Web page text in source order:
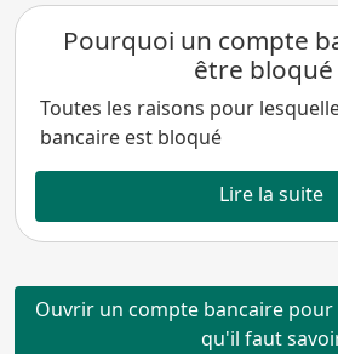
Pourquoi un compte
être bloqué
Toutes les raisons pour
bancaire est bloqué
Lire la suite
Ouvrir un compte bancaire pour
qu'il faut